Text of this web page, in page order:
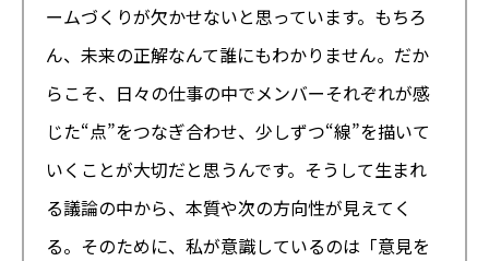
ームづくりが欠かせないと思っています。もちろ
ん、未来の正解なんて誰にもわかりません。だか
らこそ、日々の仕事の中でメンバーそれぞれが感
じた“点”をつなぎ合わせ、少しずつ“線”を描いて
いくことが大切だと思うんです。そうして生まれ
る議論の中から、本質や次の方向性が見えてく
る。そのために、私が意識しているのは「意見を